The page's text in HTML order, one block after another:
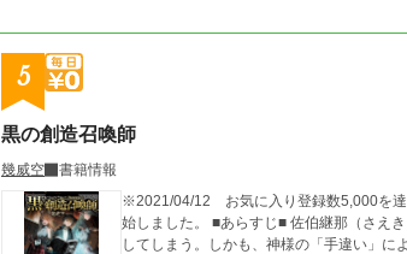
5
黒の創造召喚師
幾威空
書籍情報
※2021/04/12 お気に入り登録数5,000を
始しました。 ■あらすじ■ 佐伯継那（さえき つぐな）16歳。彼は偶然とも奇跡的ともいえる確率と原因により死亡
してしまう。しかも、神様の「手違い」に